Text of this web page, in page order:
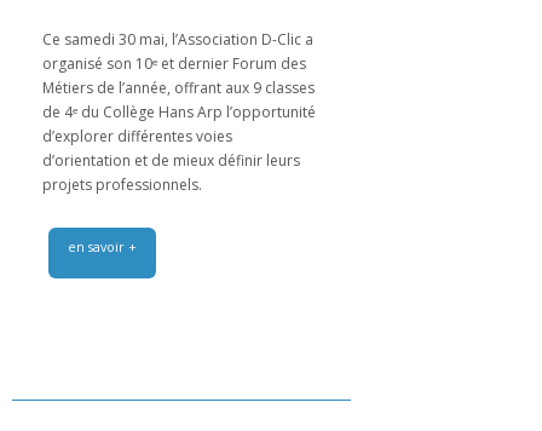
Ce samedi 30 mai, l’Association D-Clic a
organisé son 10ᵉ et dernier Forum des
Métiers de l’année, offrant aux 9 classes
de 4ᵉ du Collège Hans Arp l’opportunité
d’explorer différentes voies
d’orientation et de mieux définir leurs
projets professionnels.
en savoir +